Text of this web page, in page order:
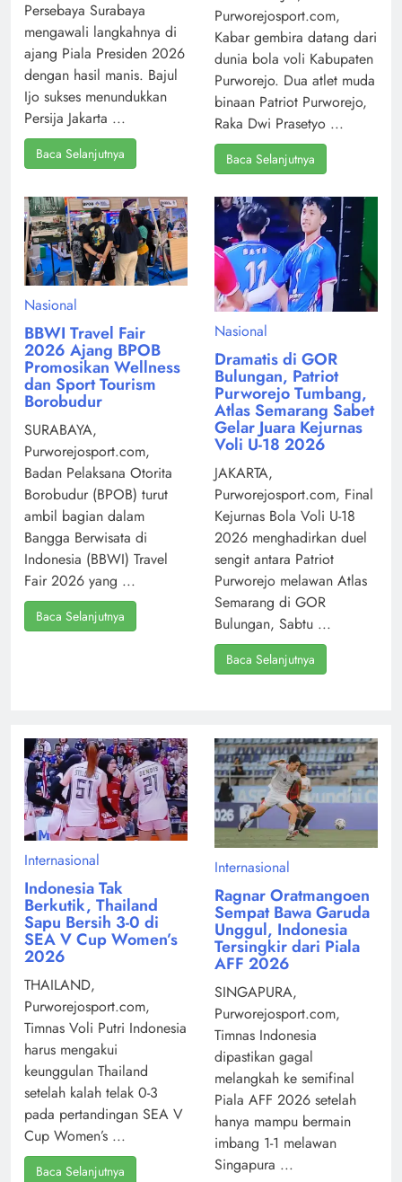
Persebaya Surabaya
mengawali langkahnya di
ajang Piala Presiden 2026
dengan hasil manis. Bajul
Ijo sukses menundukkan
Persija Jakarta ...
Baca Selanjutnya
Purworejosport.com,
Kabar gembira datang dari
dunia bola voli Kabupaten
Purworejo. Dua atlet muda
binaan Patriot Purworejo,
Raka Dwi Prasetyo ...
Baca Selanjutnya
Nasional
BBWI Travel Fair
2026 Ajang BPOB
Promosikan Wellness
dan Sport Tourism
Borobudur
SURABAYA,
Purworejosport.com,
Badan Pelaksana Otorita
Borobudur (BPOB) turut
ambil bagian dalam
Bangga Berwisata di
Indonesia (BBWI) Travel
Fair 2026 yang ...
Baca Selanjutnya
Nasional
Dramatis di GOR
Bulungan, Patriot
Purworejo Tumbang,
Atlas Semarang Sabet
Gelar Juara Kejurnas
Voli U-18 2026
JAKARTA,
Purworejosport.com, Final
Kejurnas Bola Voli U-18
2026 menghadirkan duel
sengit antara Patriot
Purworejo melawan Atlas
Semarang di GOR
Bulungan, Sabtu ...
Baca Selanjutnya
Internasional
Indonesia Tak
Berkutik, Thailand
Sapu Bersih 3-0 di
SEA V Cup Women’s
2026
THAILAND,
Purworejosport.com,
Timnas Voli Putri Indonesia
harus mengakui
keunggulan Thailand
setelah kalah telak 0-3
pada pertandingan SEA V
Cup Women’s ...
Baca Selanjutnya
Internasional
Ragnar Oratmangoen
Sempat Bawa Garuda
Unggul, Indonesia
Tersingkir dari Piala
AFF 2026
SINGAPURA,
Purworejosport.com,
Timnas Indonesia
dipastikan gagal
melangkah ke semifinal
Piala AFF 2026 setelah
hanya mampu bermain
imbang 1-1 melawan
Singapura ...